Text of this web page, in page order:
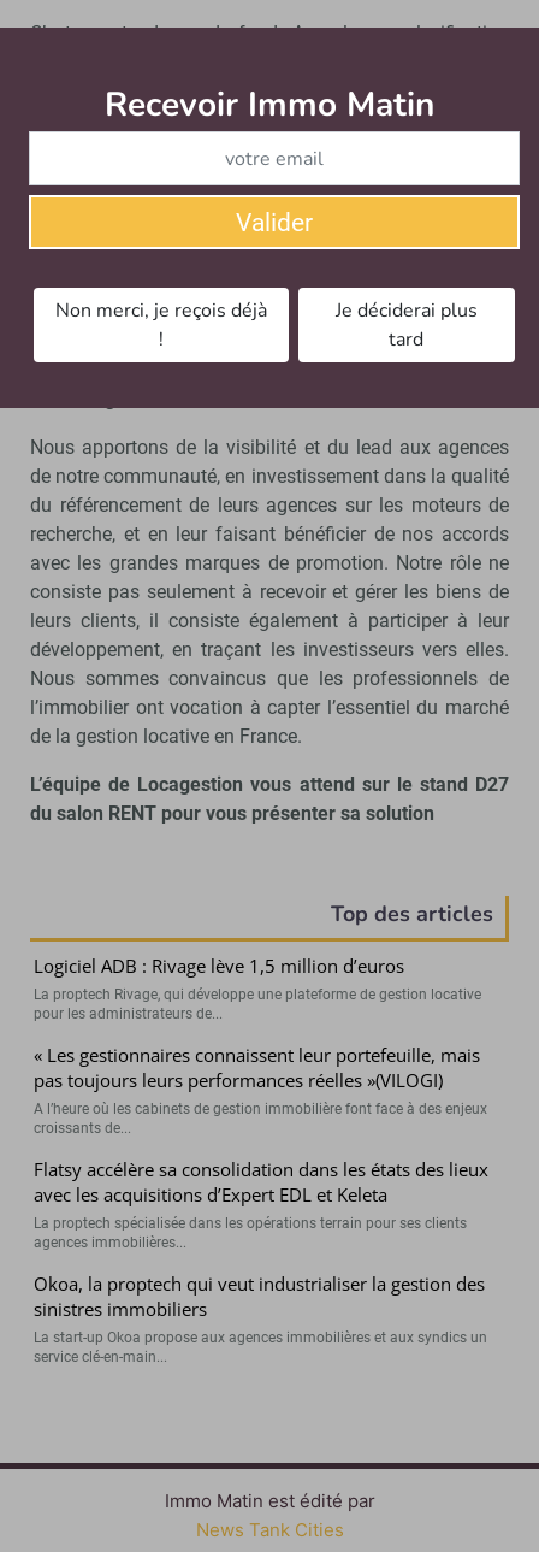
C’est une tendance de fond. Avec la complexification
difficultés de recrutement, les petits portefeuilles
deviennent difficiles à rentabiliser et à valoriser. Après
avoir été adopté par les agences de transaction
clients, nous sommes régulièrement sollicités pour
reprendre les portefeuilles de gestionnaires. Ainsi, nous
tout en garantissant un revenu régulier à l’agence, qui
garde la maîtrise de ses clients.
Comment aidez-vous vos partenaires à capter
Nous apportons de la visibilité et du lead aux agences
de notre communauté, en investissement dans la qualité
du référencement de leurs agences sur les moteurs de
recherche, et en leur faisant bénéficier de nos accords
avec les grandes marques de promotion. Notre rôle ne
consiste pas seulement à recevoir et gérer les biens de
leurs clients, il consiste également à participer à leur
développement, en traçant les investisseurs vers elles.
Nous sommes convaincus que les professionnels de
l’immobilier ont vocation à capter l’essentiel du marché
de la gestion locative en France.
L’équipe de Locagestion vous attend sur le stand D27
du salon RENT pour vous présenter sa solution
Top des articles
Logiciel ADB : Rivage lève 1,5 million d’euros
La proptech Rivage, qui développe une plateforme de gestion locative
pour les administrateurs de...
« Les gestionnaires connaissent leur portefeuille, mais
pas toujours leurs performances réelles »(VILOGI)
A l’heure où les cabinets de gestion immobilière font face à des enjeux
croissants de...
Flatsy accélère sa consolidation dans les états des lieux
avec les acquisitions d’Expert EDL et Keleta
La proptech spécialisée dans les opérations terrain pour ses clients
agences immobilières...
Okoa, la proptech qui veut industrialiser la gestion des
sinistres immobiliers
La start-up Okoa propose aux agences immobilières et aux syndics un
service clé-en-main...
Recevoir Immo Matin
Valider
Non merci, je reçois déjà
!
Je déciderai plus
tard
Immo Matin est édité par
News Tank Cities